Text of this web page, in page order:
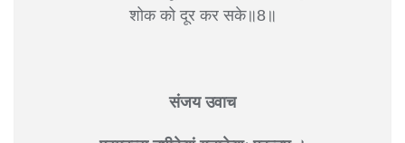
शोक को दूर कर सके॥8॥
संजय उवाच